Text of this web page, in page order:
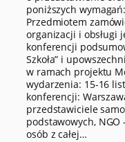
poniższych
Przedmiotem
organizacji i obsługi
konferencji
Szkoła” i
w ramach projektu
wydarzenia: 15-16
konferencji:
przedstawiciele
podstawowych, NGO
osób z całej…